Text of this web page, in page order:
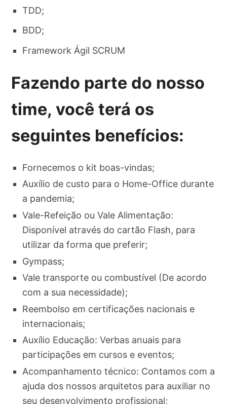
TDD;
BDD;
Framework Ágil SCRUM
Fazendo parte do nosso
time, você terá os
seguintes benefícios:
Fornecemos o kit boas-vindas;
Auxílio de custo para o Home-Office durante
a pandemia;
Vale-Refeição ou Vale Alimentação:
Disponível através do cartão Flash, para
utilizar da forma que preferir;
Gympass;
Vale transporte ou combustível (De acordo
com a sua necessidade);
Reembolso em certificações nacionais e
internacionais;
Auxílio Educação: Verbas anuais para
participações em cursos e eventos;
Acompanhamento técnico: Contamos com a
ajuda dos nossos arquitetos para auxiliar no
seu desenvolvimento profissional;